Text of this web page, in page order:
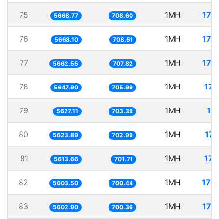
75 5668.77 708.60 1MH
76 5668.10 708.51 1MH
77 5662.55 707.82 1MH
78 5647.90 705.99 1MH
79 5627.11 703.39 1MH
80 5623.89 702.99 1MH
81 5613.66 701.71 1MH
82 5603.50 700.44 1MH
83 5602.90 700.36 1MH